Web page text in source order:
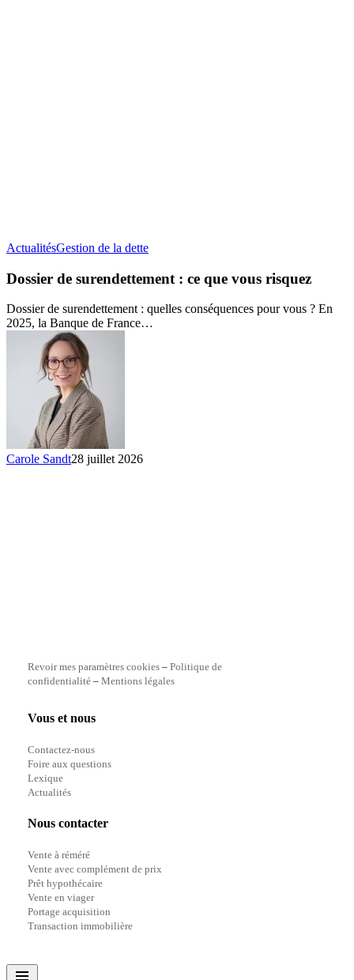
ActualitésGestion de la detteDossier
surendettement
ce
que
Dossier de surendettement : ce que vous risquez
Dossier de surendettement : quelles conséquences pour vous ? En
2025, la Banque de France…
Carole Sandt28 juillet 2026
Revoir mes paramètres cookies– Politique de
confidentialité – Mentions légales
Vous et nous
Contactez-nous
Foire aux questions
Lexique
Actualités
Nous contacter
Vente à réméré
Vente avec complément de prix
Prêt hypothécaire
Vente en viager
Portage acquisition
Transaction immobilière